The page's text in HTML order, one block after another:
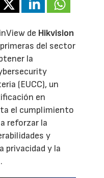
de Hikvision
del sector
la
(EUCC), un
en
el cumplimiento
reforzar la
y
privacidad y la